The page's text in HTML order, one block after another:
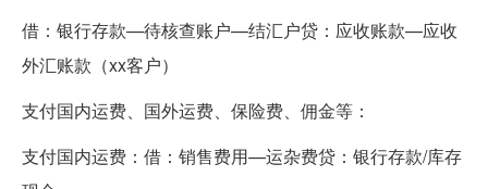
借：银行存款—待核查账户—结汇户贷：应收账款—应收
外汇账款（xx客户）
支付国内运费、国外运费、保险费、佣金等：
支付国内运费：借：销售费用—运杂费贷：银行存款/库存